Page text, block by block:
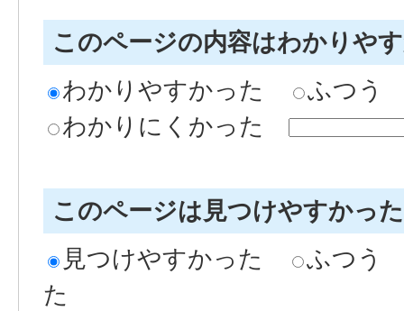
このページの内容はわかりや
わかりやすかった
ふつう
わかりにくかった
このページは見つけやすかっ
見つけやすかった
ふつう
た